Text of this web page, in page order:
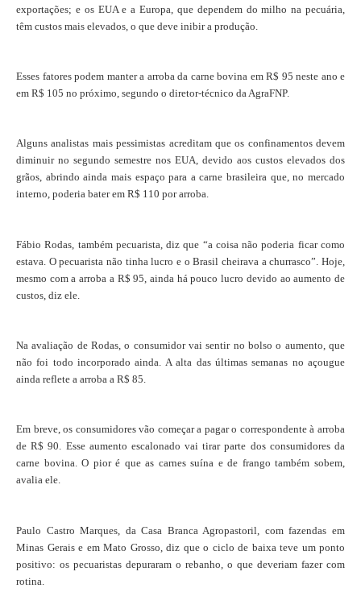
exportações; e os EUA e a Europa, que dependem do milho na pecuária,
têm custos mais elevados, o que deve inibir a produção.
Esses fatores podem manter a arroba da carne bovina em R$ 95 neste ano e
em R$ 105 no próximo, segundo o diretor-técnico da AgraFNP.
Alguns analistas mais pessimistas acreditam que os confinamentos devem
diminuir no segundo semestre nos EUA, devido aos custos elevados dos
grãos, abrindo ainda mais espaço para a carne brasileira que, no mercado
interno, poderia bater em R$ 110 por arroba.
Fábio Rodas, também pecuarista, diz que “a coisa não poderia ficar como
estava. O pecuarista não tinha lucro e o Brasil cheirava a churrasco”. Hoje,
mesmo com a arroba a R$ 95, ainda há pouco lucro devido ao aumento de
custos, diz ele.
Na avaliação de Rodas, o consumidor vai sentir no bolso o aumento, que
não foi todo incorporado ainda. A alta das últimas semanas no açougue
ainda reflete a arroba a R$ 85.
Em breve, os consumidores vão começar a pagar o correspondente à arroba
de R$ 90. Esse aumento escalonado vai tirar parte dos consumidores da
carne bovina. O pior é que as carnes suína e de frango também sobem,
avalia ele.
Paulo Castro Marques, da Casa Branca Agropastoril, com fazendas em
Minas Gerais e em Mato Grosso, diz que o ciclo de baixa teve um ponto
positivo: os pecuaristas depuraram o rebanho, o que deveriam fazer com
rotina.